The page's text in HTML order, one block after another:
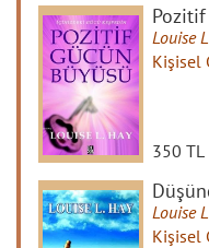
Louise
Kişisel
350 TL
Louise
Kişisel